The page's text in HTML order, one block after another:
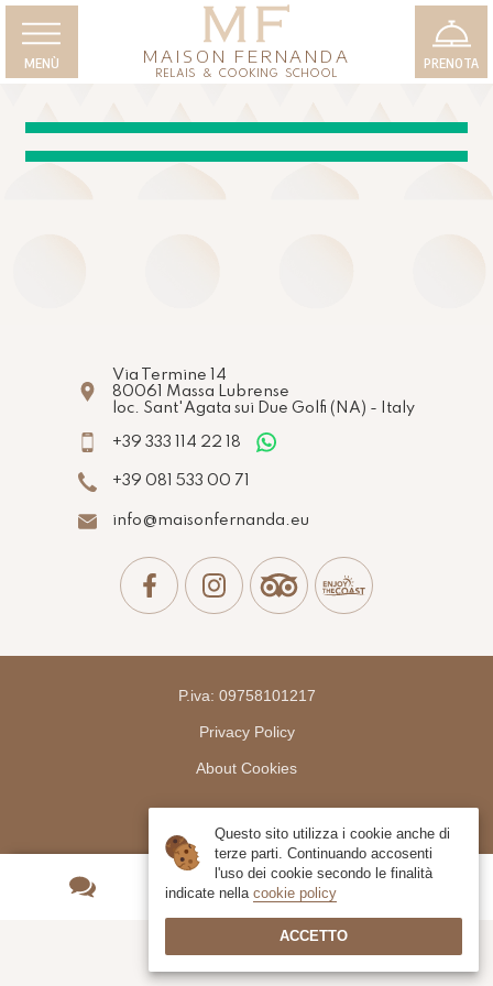
MAISON FERNANDA
RELAIS & COOKING SCHOOL
MENÙ PRENOTA
Via Termine 14
80061 Massa Lubrense
loc. Sant'Agata sui Due Golfi(NA) - Italy
+39 333 114 22 18
+39 081 533 00 71
info@maisonfernanda.eu
P.iva: 09758101217
Privacy Policy
About Cookies
Questo sito utilizza i cookie anche di
terze parti. Continuando accosenti
l'uso dei cookie secondo le finalità
indicate nella cookie policy
ACCETTO